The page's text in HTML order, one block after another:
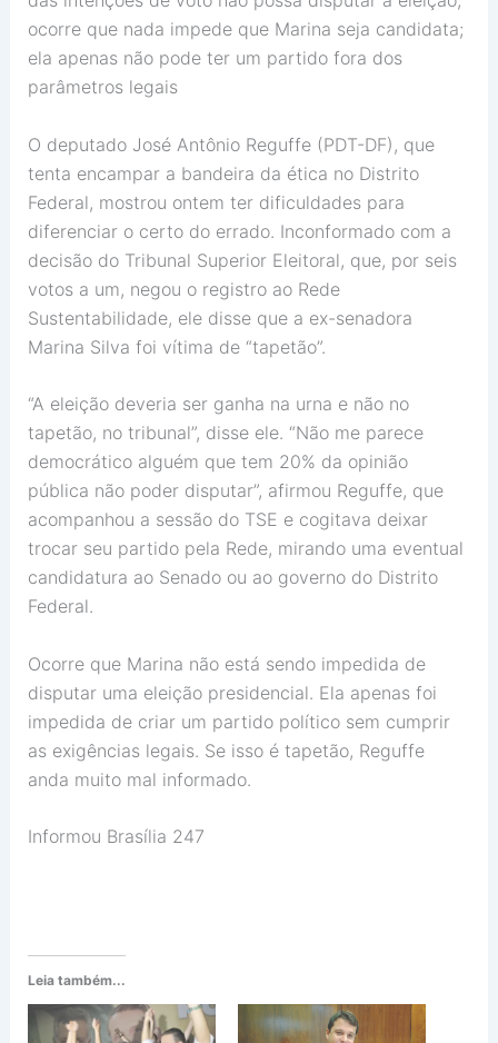
ocorre que nada impede que Marina seja candidata;
ela apenas não pode ter um partido fora dos
parâmetros legais
O deputado José Antônio Reguffe (PDT-DF), que
tenta encampar a bandeira da ética no Distrito
Federal, mostrou ontem ter dificuldades para
diferenciar o certo do errado. Inconformado com a
decisão do Tribunal Superior Eleitoral, que, por seis
votos a um, negou o registro ao Rede
Sustentabilidade, ele disse que a ex-senadora
Marina Silva foi vítima de “tapetão”.
“A eleição deveria ser ganha na urna e não no
tapetão, no tribunal”, disse ele. “Não me parece
democrático alguém que tem 20% da opinião
pública não poder disputar”, afirmou Reguffe, que
acompanhou a sessão do TSE e cogitava deixar
trocar seu partido pela Rede, mirando uma eventual
candidatura ao Senado ou ao governo do Distrito
Federal.
Ocorre que Marina não está sendo impedida de
disputar uma eleição presidencial. Ela apenas foi
impedida de criar um partido político sem cumprir
as exigências legais. Se isso é tapetão, Reguffe
anda muito mal informado.
Informou Brasília 247
Leia também...